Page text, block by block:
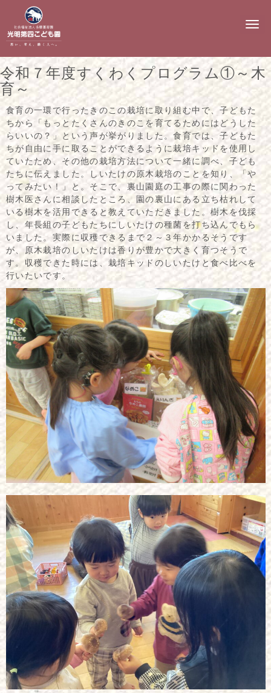
N
g
a
n
令和７年度すくわくプログラム①～木
育～
食育の一環で行ったきのこの栽培に取り組む中で、子どもた
ちから「もっとたくさんのきのこを育てるためにはどうした
らいいの？」という声が挙がりました。食育では、子どもた
ちが自由に手に取ることができるように栽培キッドを使用し
ていたため、その他の栽培方法について一緒に調べ、子ども
たちに伝えました。しいたけの原木栽培のことを知り、「や
ってみたい！」と。そこで、裏山園庭の工事の際に関わった
樹木医さんに相談したところ、園の裏山にある立ち枯れして
いる樹木を活用できると教えていただきました。樹木を伐採
し、年長組の子どもたちにしいたけの種菌を打ち込んでもら
いました。実際に収穫できるまで２～３年かかるそうです
が、原木栽培のしいたけは香りが豊かで大きく育つそうで
す。収穫できた時には、栽培キッドのしいたけと食べ比べを
行いたいです。